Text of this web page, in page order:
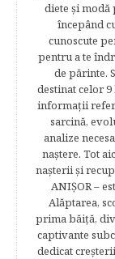
diete şi
începând
cunoscute
pentru a te
de părinte.
destinat celor
informaţii
sarcină,
analize
naştere. Tot
naşterii şi
ANIŞOR –
Alăptarea,
prima băiţă,
captivante
dedicat